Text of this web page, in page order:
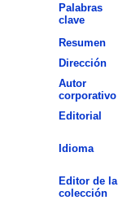
Palabras
clave
Resumen
Dirección
Autor
corporativo
Editorial
Idioma
Editor de la
colección